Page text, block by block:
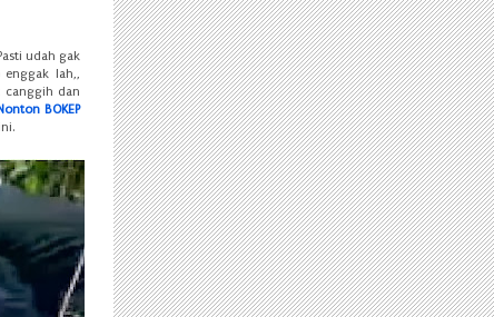
udah gak
lah,,
canggih dan
BOKEP